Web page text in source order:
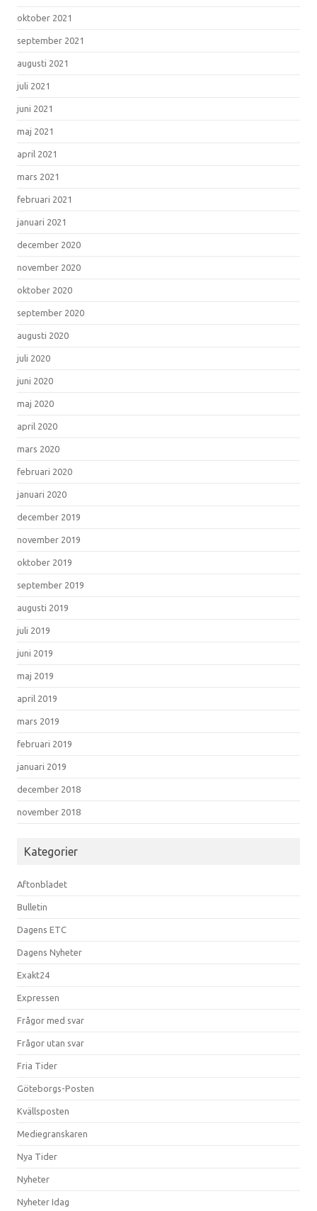
oktober 2021
september 2021
augusti 2021
juli 2021
juni 2021
maj 2021
april 2021
mars 2021
februari 2021
januari 2021
december 2020
november 2020
oktober 2020
september 2020
augusti 2020
juli 2020
juni 2020
maj 2020
april 2020
mars 2020
februari 2020
januari 2020
december 2019
november 2019
oktober 2019
september 2019
augusti 2019
juli 2019
juni 2019
maj 2019
april 2019
mars 2019
februari 2019
januari 2019
december 2018
november 2018
Kategorier
Aftonbladet
Bulletin
Dagens ETC
Dagens Nyheter
Exakt24
Expressen
Frågor med svar
Frågor utan svar
Fria Tider
Göteborgs-Posten
Kvällsposten
Mediegranskaren
Nya Tider
Nyheter
Nyheter Idag